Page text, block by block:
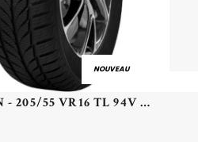
NOUVEAU
TYFOON - 205/55 VR16 TL 94V TYF 4-SEASON XL - 2055516 - CCB